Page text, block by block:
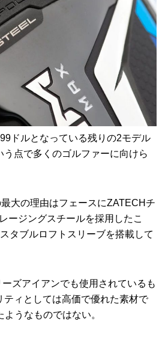
ドルとなっている残りの2モデル
点で多くのゴルファーに向けら
大の理由はフェースにZATECHチ
ージングスチールを採用したこ
タブルロフトスリーブを搭載して
ズアイアンでも使用されているも
ティとしては高価で優れた素材で
うなものではない。